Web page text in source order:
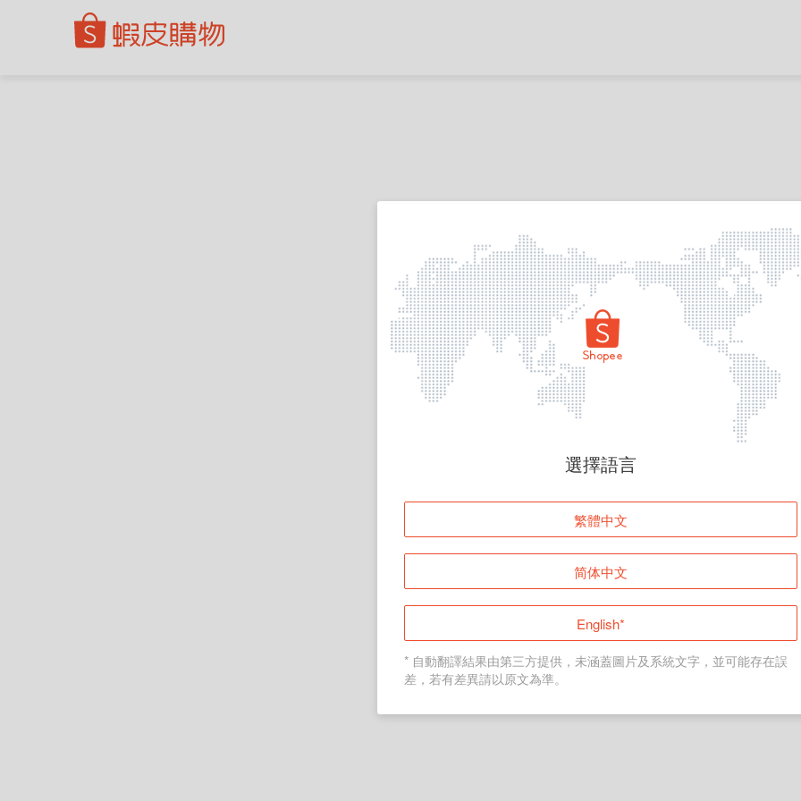
頁面無法顯示
登入
返回首頁
選擇語言
繁體中文
简体中文
English*
* 自動翻譯結果由第三方提供，未涵蓋圖片及系統文字，並可能存在誤
差，若有差異請以原文為準。